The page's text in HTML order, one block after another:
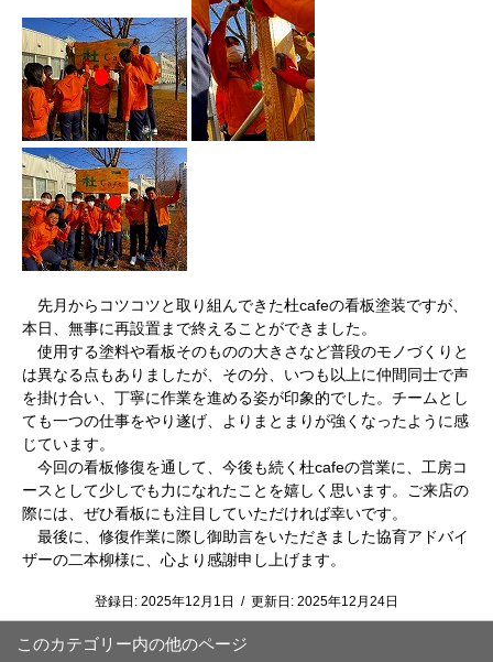
先月からコツコツと取り組んできた杜cafeの看板塗装ですが、
本日、無事に再設置まで終えることができました。
使用する塗料や看板そのものの大きさなど普段のモノづくりと
は異なる点もありましたが、その分、いつも以上に仲間同士で声
を掛け合い、丁寧に作業を進める姿が印象的でした。チームとし
ても一つの仕事をやり遂げ、よりまとまりが強くなったように感
じています。
今回の看板修復を通して、今後も続く杜cafeの営業に、工房コ
ースとして少しでも力になれたことを嬉しく思います。ご来店の
際には、ぜひ看板にも注目していただければ幸いです。
最後に、修復作業に際し御助言をいただきました協育アドバイ
ザーの二本柳様に、心より感謝申し上げます。
登録日: 2025年12月1日 / 更新日: 2025年12月24日
このカテゴリー内の他のページ